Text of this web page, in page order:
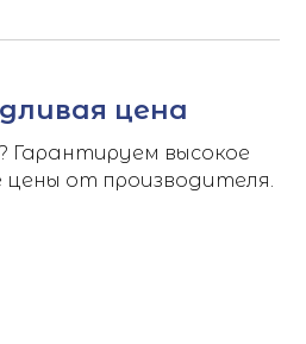
цена
Гарантируем высокое
цены от производителя.